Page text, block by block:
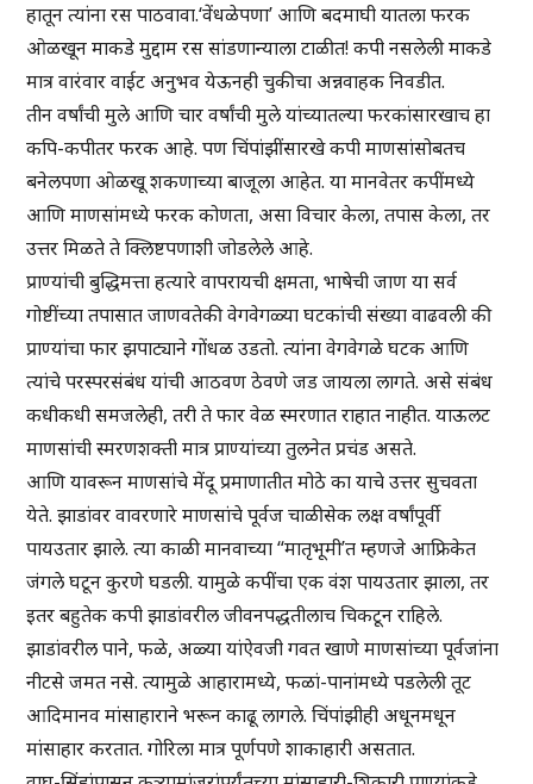
हातून त्यांना रस पाठवावा.‘वेंधळेपणा’ आणि बदमाघी यातला फरक
ओळखून माकडे मुद्दाम रस सांडणान्याला टाळीत! कपी नसलेली माकडे
मात्र वारंवार वाईट अनुभव येऊनही चुकीचा अन्नवाहक निवडीत.
तीन वर्षांची मुले आणि चार वर्षांची मुले यांच्यातल्या फरकांसारखाच हा
कपि-कपीतर फरक आहे. पण चिंपांझींसारखे कपी माणसांसोबतच
बनेलपणा ओळखू शकणाच्या बाजूला आहेत. या मानवेतर कपींमध्ये
आणि माणसांमध्ये फरक कोणता, असा विचार केला, तपास केला, तर
उत्तर मिळते ते क्लिष्टपणाशी जोडलेले आहे.
प्राण्यांची बुद्धिमत्ता हत्यारे वापरायची क्षमता, भाषेची जाण या सर्व
गोष्टींच्या तपासात जाणवतेकी वेगवेगळ्या घटकांची संख्या वाढवली की
प्राण्यांचा फार झपाट्याने गोंधळ उडतो. त्यांना वेगवेगळे घटक आणि
त्यांचे परस्परसंबंध यांची आठवण ठेवणे जड जायला लागते. असे संबंध
कधीकधी समजलेही, तरी ते फार वेळ स्मरणात राहात नाहीत. याऊलट
माणसांची स्मरणशक्ती मात्र प्राण्यांच्या तुलनेत प्रचंड असते.
आणि यावरून माणसांचे मेंदू प्रमाणातीत मोठे का याचे उत्तर सुचवता
येते. झाडांवर वावरणारे माणसांचे पूर्वज चाळीसेक लक्ष वर्षांपूर्वी
पायउतार झाले. त्या काळी मानवाच्या “मातृभूमी’त म्हणजे आफ्रिकेत
जंगले घटून कुरणे घडली. यामुळे कपींचा एक वंश पायउतार झाला, तर
इतर बहुतेक कपी झाडांवरील जीवनपद्धतीलाच चिकटून राहिले.
झाडांवरील पाने, फळे, अळ्या यांऐवजी गवत खाणे माणसांच्या पूर्वजांना
नीटसे जमत नसे. त्यामुळे आहारामध्ये, फळां-पानांमध्ये पडलेली तूट
आदिमानव मांसाहाराने भरून काढू लागले. चिंपांझीही अधूनमधून
मांसाहार करतात. गोरिला मात्र पूर्णपणे शाकाहारी असतात.